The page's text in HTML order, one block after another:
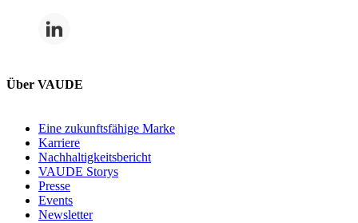
Über VAUDE
Eine zukunftsfähige Marke
Karriere
Nachhaltigkeitsbericht
VAUDE Storys
Presse
Events
Newsletter